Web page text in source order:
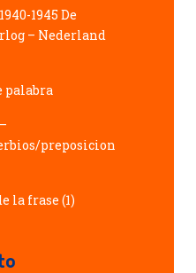
1945 De
– Nederland
palabra
preposicion
la frase (1)